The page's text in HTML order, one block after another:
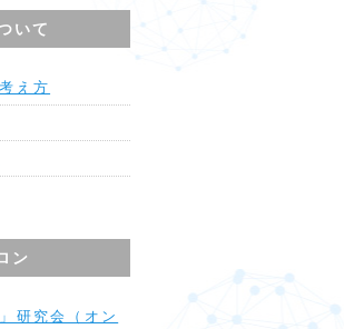
いて
え方
ン
研究会（オン